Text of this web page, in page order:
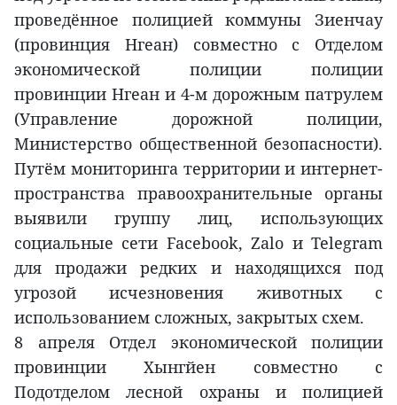
проведённое полицией коммуны Зиенчау
(провинция Нгеан) совместно с Отделом
экономической полиции полиции
провинции Нгеан и 4-м дорожным патрулем
(Управление дорожной полиции,
Министерство общественной безопасности).
Путём мониторинга территории и интернет-
пространства правоохранительные органы
выявили группу лиц, использующих
социальные сети Facebook, Zalo и Telegram
для продажи редких и находящихся под
угрозой исчезновения животных с
использованием сложных, закрытых схем.
8 апреля Отдел экономической полиции
провинции Хынгйен совместно с
Подотделом лесной охраны и полицией